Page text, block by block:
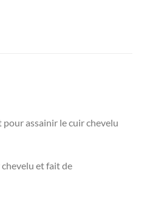
assainir le cuir chevelu
et fait de